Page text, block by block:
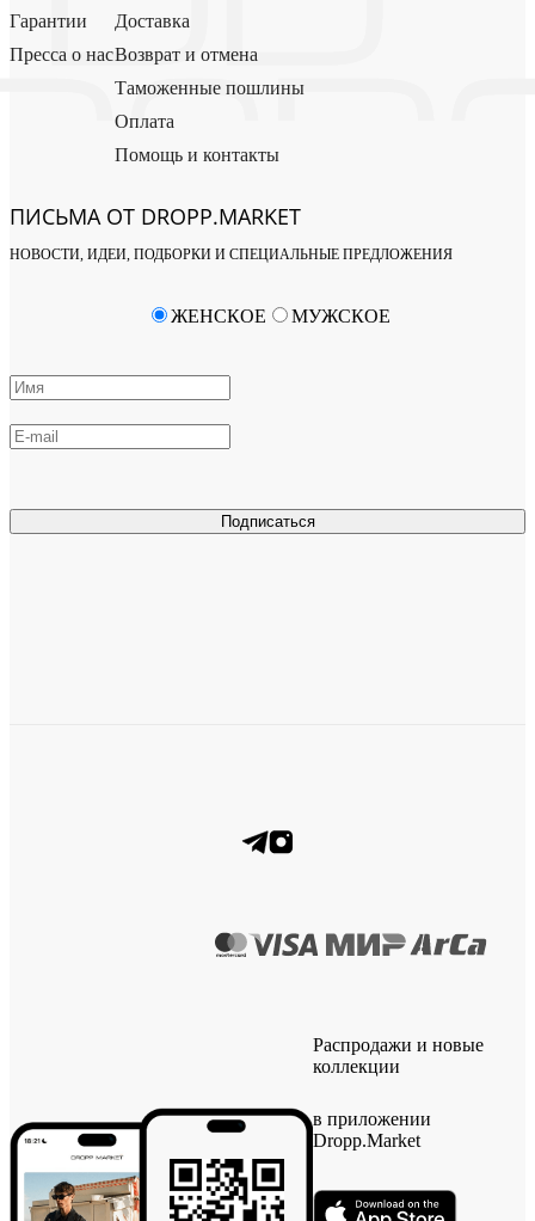
Гарантии
Пресса о нас
Доставка
Возврат и отмена
Таможенные пошлины
Оплата
Помощь и контакты
ПИСЬМА ОТ DROPP.MARKET
НОВОСТИ, ИДЕИ, ПОДБОРКИ И СПЕЦИАЛЬНЫЕ ПРЕДЛОЖЕНИЯ
Подписаться
ЖЕНСКОЕ МУЖСКОЕ
Распродажи и новые
коллекции
в приложении
Dropp.Market